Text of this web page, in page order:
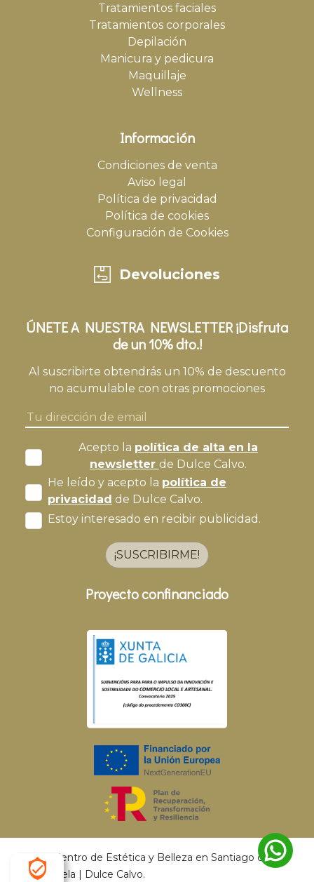
Tratamientos faciales
Tratamientos corporales
Depilación
Manicura y pedicura
Maquillaje
Wellness
Información
Condiciones de venta
Aviso legal
Política de privacidad
Política de cookies
Configuración de Cookies
Devoluciones
ÚNETE A NUESTRA NEWSLETTER ¡Disfruta
de un 10% dto.!
Al suscribirte obtendrás un 10% de descuento
no acumulable con otras promociones
Acepto la política de alta en la
newsletter de Dulce Calvo.
He leído y acepto la política de
privacidad de Dulce Calvo.
Estoy interesado en recibir publicidad.
¡SUSCRIBIRME!
Proyecto confinanciado
© 2026 Centro de Estética y Belleza en Santiago de
Compostela | Dulce Calvo.